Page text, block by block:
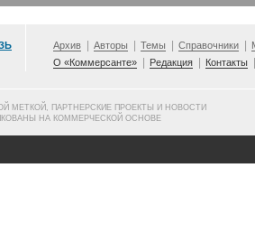
Архив Авторы Темы Справочники
О «Коммерсанте»
Редакция Контакты
МЕТКОЙ, ПАРТНЕРСКИЕ ПРОЕКТЫ И НОВОСТИ
НА КОММЕРЧЕСКОЙ ОСНОВЕ